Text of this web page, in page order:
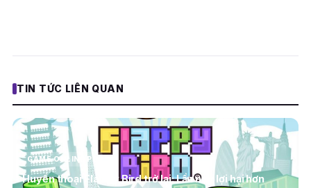
TIN TỨC LIÊN QUAN
GAME ONLINE PC
Huyền thoại Flappy Bird trở lại: Lần này lợi hại hơn